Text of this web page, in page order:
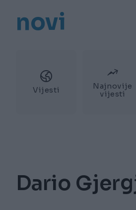
novi
Vijesti
Najnovije
vijesti
Dario